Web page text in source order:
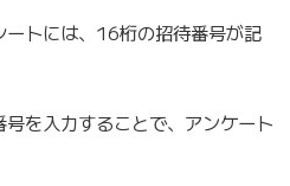
ートには、16桁の招待番号が記
号を入力することで、アンケート